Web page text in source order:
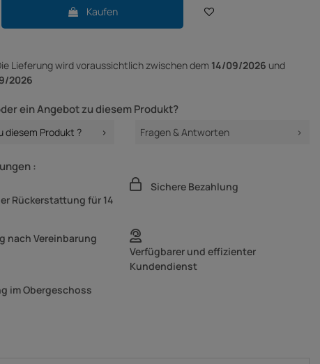
Kaufen
Lieferungwird voraussichtlich zwischen dem 14/09/2026 und
2026
ein Angebot zu diesem Produkt?
diesem Produkt ? Fragen & Antworten
:
Rückerstattung für 14
Sichere Bezahlung
nach Vereinbarung
Verfügbarer und effizienter
Kundendienst
im Obergeschoss